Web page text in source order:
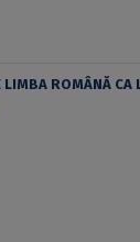
ROMÂNĂ CA